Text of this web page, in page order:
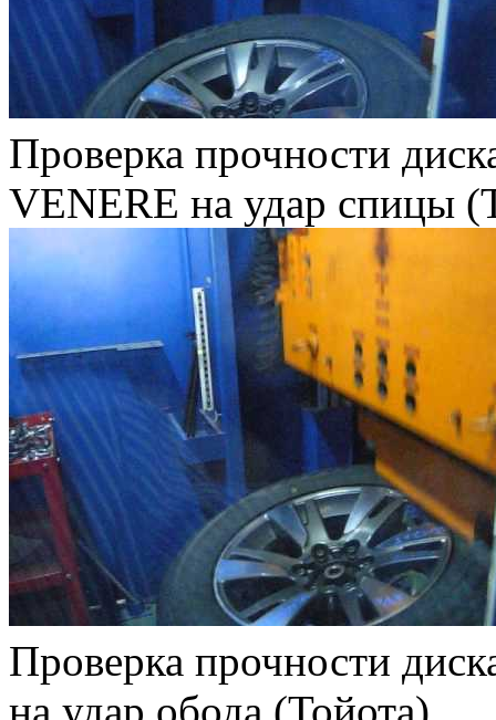
Проверка прочности
VENERE на удар спицы
Проверка прочности